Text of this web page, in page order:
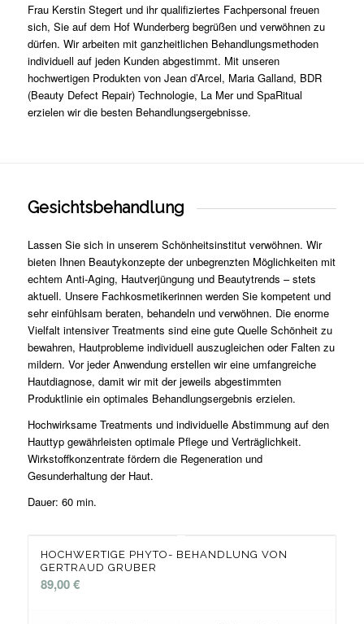
Frau Kerstin Stegert und ihr qualifiziertes Fachpersonal freuen
sich, Sie auf dem Hof Wunderberg begrüßen und verwöhnen zu
dürfen. Wir arbeiten mit ganzheitlichen Behandlungsmethoden
individuell auf jeden Kunden abgestimmt. Mit unseren
hochwertigen Produkten von Jean d’Arcel, Maria Galland, BDR
(Beauty Defect Repair) Technologie, La Mer und SpaRitual
erzielen wir die besten Behandlungsergebnisse.
Gesichtsbehandlung
Lassen Sie sich in unserem Schönheitsinstitut verwöhnen. Wir
bieten Ihnen Beautykonzepte der unbegrenzten Möglichkeiten mit
echtem Anti-Aging, Hautverjüngung und Beautytrends – stets
aktuell. Unsere Fachkosmetikerinnen werden Sie kompetent und
sehr einfühlsam beraten, behandeln und verwöhnen. Die enorme
Vielfalt intensiver Treatments sind eine gute Quelle Schönheit zu
bewahren, Hautprobleme individuell auszugleichen oder Falten zu
mildern. Vor jeder Anwendung erstellen wir eine umfangreiche
Hautdiagnose, damit wir mit der jeweils abgestimmten
Produktlinie ein optimales Behandlungsergebnis erzielen.
Hochwirksame Treatments und individuelle Abstimmung auf den
Hauttyp gewährleisten optimale Pflege und Verträglichkeit.
Wirkstoffkonzentrate fördern die Regeneration und
Gesunderhaltung der Haut.
Dauer: 60 min.
HOCHWERTIGE PHYTO- BEHANDLUNG VON
GERTRAUD GRUBER
89,00€